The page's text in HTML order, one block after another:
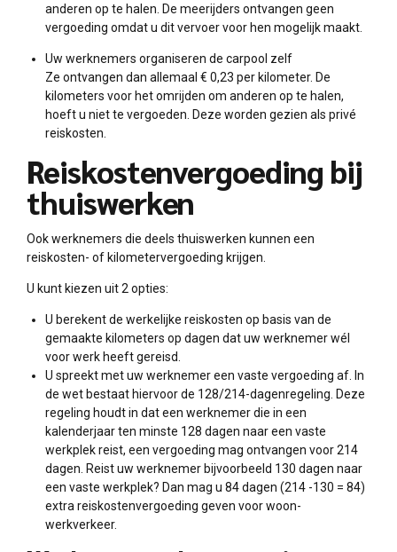
anderen op te halen. De meerijders ontvangen geen
vergoeding omdat u dit vervoer voor hen mogelijk maakt.
Uw werknemers organiseren de carpool zelf
Ze ontvangen dan allemaal € 0,23 per kilometer. De
kilometers voor het omrijden om anderen op te halen,
hoeft u niet te vergoeden. Deze worden gezien als privé
reiskosten.
Reiskostenvergoeding bij
thuiswerken
Ook werknemers die deels thuiswerken kunnen een
reiskosten- of kilometervergoeding krijgen.
U kunt kiezen uit 2 opties:
U berekent de werkelijke reiskosten op basis van de
gemaakte kilometers op dagen dat uw werknemer wél
voor werk heeft gereisd.
U spreekt met uw werknemer een vaste vergoeding af. In
de wet bestaat hiervoor de 128/214-dagenregeling. Deze
regeling houdt in dat een werknemer die in een
kalenderjaar ten minste 128 dagen naar een vaste
werkplek reist, een vergoeding mag ontvangen voor 214
dagen. Reist uw werknemer bijvoorbeeld 130 dagen naar
een vaste werkplek? Dan mag u 84 dagen (214 -130 = 84)
extra reiskostenvergoeding geven voor woon-
werkverkeer.